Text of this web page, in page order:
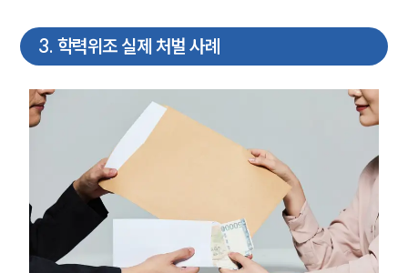
3. 학력위조 실제 처벌 사례